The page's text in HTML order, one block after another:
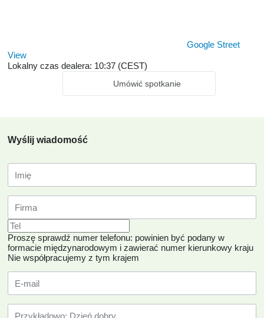
Google Street
View
Lokalny czas dealera: 10:37 (CEST)
Umówić spotkanie
Wyślij wiadomość
Proszę sprawdź numer telefonu: powinien być podany w
formacie międzynarodowym i zawierać numer kierunkowy kraju
Nie współpracujemy z tym krajem